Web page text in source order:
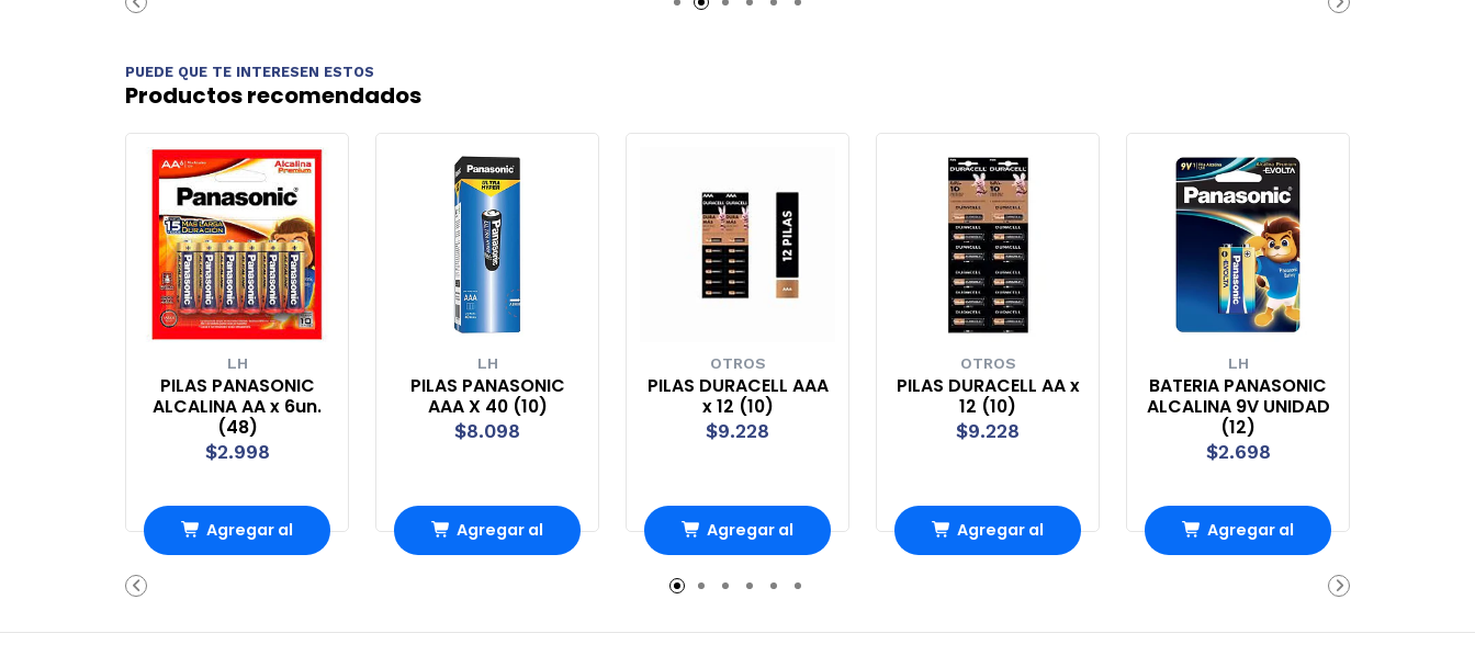
PUEDE QUE TE INTERESEN ESTOS
Productos recomendados
LH
PILAS PANASONIC
ALCALINA AA x 6un.
(48)
$2.998
Agregar al
LH
PILAS PANASONIC
AAA X 40 (10)
$8.098
Agregar al
OTROS
PILAS DURACELL AAA
x 12 (10)
$9.228
Agregar al
Carro
OTROS
PILAS DURACELL AA x
12 (10)
$9.228
Agregar al
LH
BATERIA PANASONIC
ALCALINA 9V UNIDAD
(12)
$2.698
Agregar al